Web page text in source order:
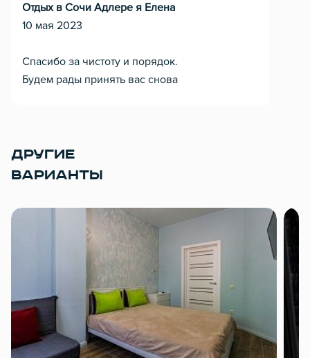
Отдых в Сочи Адлере я Елена
10 мая 2023
Спасибо за чистоту и порядок.
Будем рады принять вас снова
ДРУГИЕ
ВАРИАНТЫ